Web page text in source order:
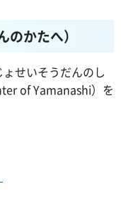
のかたへ）
せいそうだんのし
of Yamanashi）を